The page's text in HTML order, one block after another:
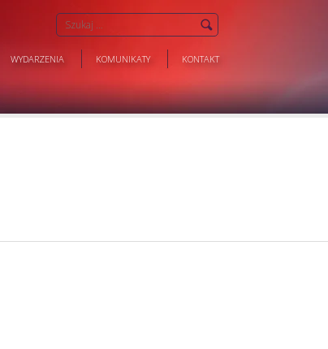
WYDARZENIA KOMUNIKATY KONTAKT